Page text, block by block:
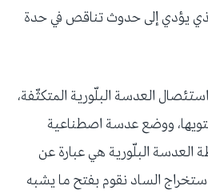
يؤدي إلى حدوث تناقص في حدة
العدسة البلّورية المتكثّفة،
ووضع عدسة اصطناعية
العدسة البلّورية هي عبارة عن
الساد نقوم بفتح ما يشبه